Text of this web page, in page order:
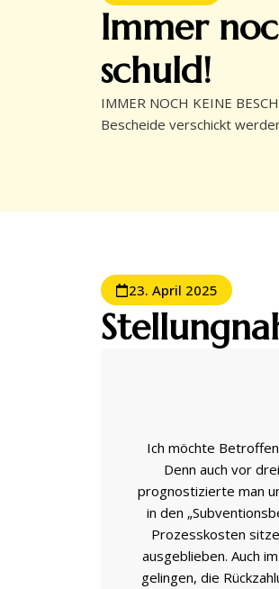
Immer
schuld!
IMMER NOCH KEINE
Bescheide verschickt
23. April 2025
Ich möchte
Denn auch vor
prognostizierte man
in den
Prozesskosten
ausgeblieben. Auch
gelingen, die